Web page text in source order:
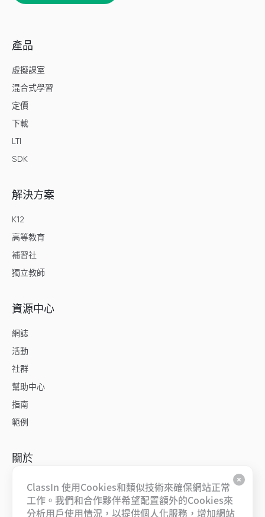
ClassIn 使用Cookies和類似技術來確保網站正常
工作。我們和合作夥伴希望配置額外的Cookies來
分析用戶使用情況，以提供個人化服務，增加網站
產品
虛擬課室
混合式學習
定價
下載
LTI
SDK
解決方案
K12
高等教育
補習社
獨立教師
資源中心
網誌
活動
社群
幫助中心
指南
範例
關於
關於我們
工作機會